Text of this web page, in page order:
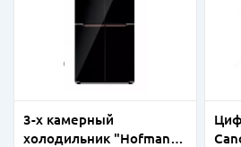
3-х камерный
холодильник "Hofmann"